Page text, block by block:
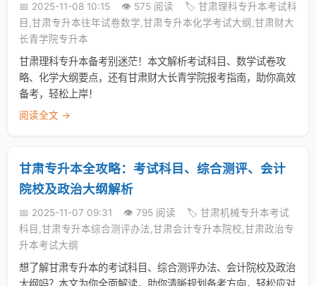
📅 2025-11-08 10:15 👁️ 575 阅读
🏷️ 甘肃理科专升本考试科
目,甘肃专升本往年试卷数学,甘肃专升本化学考试大纲,甘肃财大
长青学院专升本
甘肃理科专升本备考别迷茫！本文解析考试科目、数学试卷攻
略、化学大纲要点，还有甘肃财大长青学院报考指南，助你高效
备考，轻松上岸！
阅读全文 →
甘肃专升本全攻略：考试科目、综合测评、会计
院校及政治大纲解析
📅 2025-11-07 09:31 👁️ 795 阅读
🏷️ 甘肃机械专升本考试
科目,甘肃专升本综合测评办法,甘肃会计专升本院校,甘肃政治专
升本考试大纲
想了解甘肃专升本的考试科目、综合测评办法、会计院校及政治
大纲吗？本文为你全面解读，助你清晰规划备考方向，轻松应对